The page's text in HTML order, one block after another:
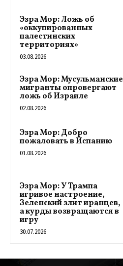
Эзра Мор: Ложь об
«оккупированных
палестинских
территориях»
03.08.2026
Эзра Мор: Мусульманские
мигранты опровергают
ложь об Израиле
02.08.2026
Эзра Мор: Добро
пожаловать в Испанию
01.08.2026
Эзра Мор: У Трампа
игривое настроение,
Зеленский злит иранцев,
а курды возвращаются в
игру
30.07.2026